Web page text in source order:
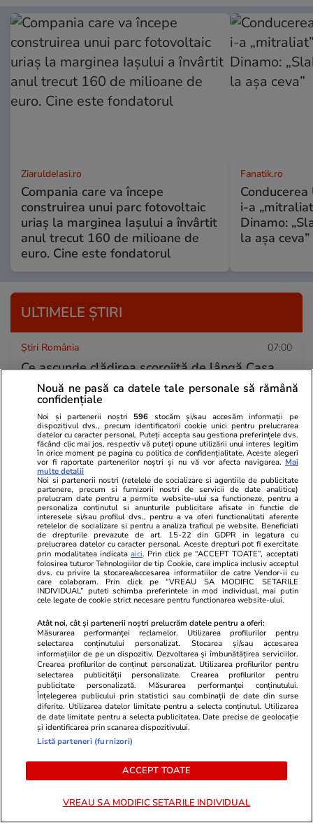
ZiaruldeIasi.ro
Compania care va începe
construirea unui parc fotovoltaic
uriaș la marginea Iașului a învârtit
anul trecut 160 de milioane de
euro. Cine este fondatorul
Fanatik.ro
i-a
Dinamo:
la așa ceva”
ULTIMELE ȘTIRI
Știri România 07:00
Ce ascunde clădirea scorojită de lângă Casa
Mița Biciclista, unde își făcea costumele Dem
Rădulescu. Locul renaște acum, după zeci de
ani
Știri România 07:00
Loto 6/49 din 26 iulie 2026. Report de peste
8,61 milioane de euro la 6/49, categoria I
Vacanțe și Cultură 06:45
Orașul european ideal pentru iubitorii de
literatură, unde prima librărie s-a deschis în
Auto 06:30
De ce firmele încep să renunțe la regula „o
mașină pentru fiecare angajat”. Flotele devin
bugete de mobilitate
Citește mai multe
TRENDING
Nouă ne pasă ca datele tale personale să rămână
confidențiale
Noi și partenerii noștri 596 stocăm și/sau accesăm informații pe
dispozitivul dvs., precum identificatorii cookie unici pentru prelucrarea
datelor cu caracter personal. Puteți accepta sau gestiona preferințele dvs.
făcând clic mai jos, respectiv vă puteți opune utilizării unui interes legitim
în orice moment pe pagina cu politica de confidențialitate. Aceste alegeri
vor fi raportate partenerilor noștri și nu vă vor afecta navigarea. Mai
multe detalii
Noi si partenerii nostri (retelele de socializare si agentiile de publicitate
partenere, precum si furnizorii nostri de servicii de date analitice)
prelucram date pentru a permite website-ului sa functioneze, pentru a
personaliza continutul si anunturile publicitare afisate in functie de
interesele si/sau profilul dvs., pentru a va oferi functionalitati aferente
retelelor de socializare si pentru a analiza traficul pe website. Beneficiati
de drepturile prevazute de art. 15-22 din GDPR in legatura cu
prelucrarea datelor cu caracter personal. Aceste drepturi pot fi exercitate
prin modalitatea indicataaici. Prin click pe “ACCEPT TOATE”, acceptati
folosirea tuturor Tehnologiilor de tip Cookie, care implica inclusiv acceptul
dvs. cu privire la stocarea/accesarea informatiilor de catre Vendor-ii cu
care colaboram. Prin click pe “VREAU SA MODIFIC SETARILE
INDIVIDUAL” puteti schimba preferintele in mod individual, mai putin
cele legate de cookie strict necesare pentru functionarea website-ului.
Atât noi, cât și partenerii noștri prelucrăm datele pentru a oferi:
Măsurarea performanței reclamelor. Utilizarea profilurilor pentru
selectarea conținutului personalizat. Stocarea și/sau accesarea
informațiilor de pe un dispozitiv. Dezvoltarea și îmbunătățirea serviciilor.
Crearea profilurilor de conținut personalizat. Utilizarea profilurilor pentru
selectarea publicității personalizate. Crearea profilurilor pentru
publicitate personalizată. Măsurarea performanței conținutului.
Înțelegerea publicului prin statistici sau combinații de date din surse
diferite. Utilizarea datelor limitate pentru a selecta conținutul. Utilizarea
de date limitate pentru a selecta publicitatea. Date precise de geolocație
și identificarea prin scanarea dispozitivului.
Listă parteneri (furnizori)
ACCEPT TOATE
VREAU SA MODIFIC SETARILE INDIVIDUAL